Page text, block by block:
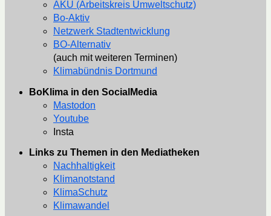
AKU (Arbeitskreis Umweltschutz)
Bo-Aktiv
Netzwerk Stadtentwicklung
BO-Alternativ
(auch mit weiteren Terminen)
Klimabündnis Dortmund
BoKlima in den SocialMedia
Mastodon
Youtube
Insta
Links zu Themen in den Mediatheken
Nachhaltigkeit
Klimanotstand
KlimaSchutz
Klimawandel